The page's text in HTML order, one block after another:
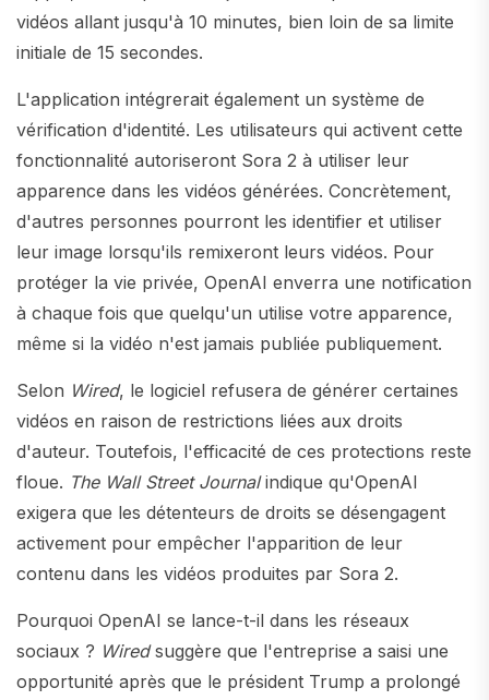
vidéos allant jusqu'à 10 minutes, bien loin de sa limite
initiale de 15 secondes.
L'application intégrerait également un système de
vérification d'identité. Les utilisateurs qui activent cette
fonctionnalité autoriseront Sora 2 à utiliser leur
apparence dans les vidéos générées. Concrètement,
d'autres personnes pourront les identifier et utiliser
leur image lorsqu'ils remixeront leurs vidéos. Pour
protéger la vie privée, OpenAI enverra une notification
à chaque fois que quelqu'un utilise votre apparence,
même si la vidéo n'est jamais publiée publiquement.
Selon Wired, le logiciel refusera de générer certaines
vidéos en raison de restrictions liées aux droits
d'auteur. Toutefois, l'efficacité de ces protections reste
floue. The Wall Street Journalindique qu'OpenAI
exigera que les détenteurs de droits se désengagent
activement pour empêcher l'apparition de leur
contenu dans les vidéos produites par Sora 2.
Pourquoi OpenAI se lance-t-il dans les réseaux
sociaux ? Wiredsuggère que l'entreprise a saisi une
opportunité après que le président Trump a prolongé